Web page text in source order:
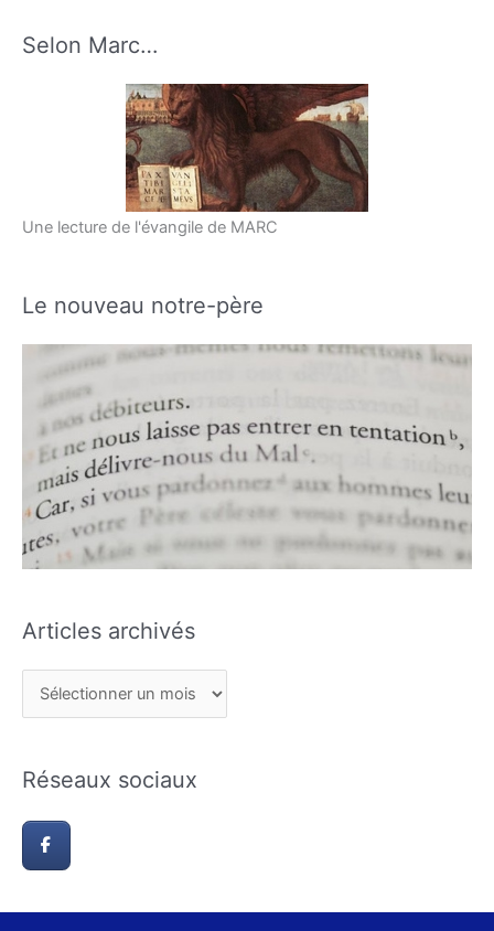
Selon Marc…
Une lecture de l'évangile de MARC
Le nouveau notre-père
Articles archivés
Réseaux sociaux